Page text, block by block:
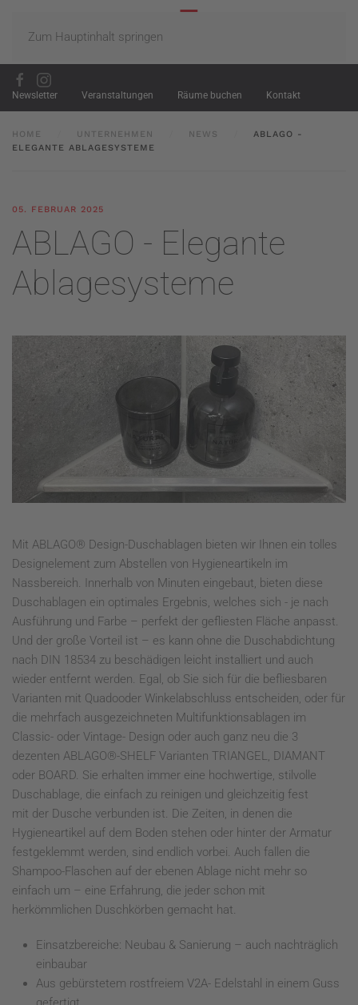
Zum Hauptinhalt springen
Newsletter Veranstaltungen Räume buchen Kontakt
HOME UNTERNEHMEN NEWS
ABLAGO -
ELEGANTE ABLAGESYSTEME
05. FEBRUAR 2025
ABLAGO - Elegante
Ablagesysteme
Mit ABLAGO® Design-Duschablagen bieten wir Ihnen ein tolles
Designelement zum Abstellen von Hygieneartikeln im
Nassbereich. Innerhalb von Minuten eingebaut, bieten diese
Duschablagen ein optimales Ergebnis, welches sich - je nach
Ausführung und Farbe – perfekt der gefliesten Fläche anpasst.
Und der große Vorteil ist – es kann ohne die Duschabdichtung
nach DIN 18534 zu beschädigen leicht installiert und auch
wieder entfernt werden. Egal, ob Sie sich für die befliesbaren
Varianten mit Quadooder Winkelabschluss entscheiden, oder für
die mehrfach ausgezeichneten Multifunktionsablagen im
Classic- oder Vintage- Design oder auch ganz neu die 3
dezenten ABLAGO®-SHELF Varianten TRIANGEL, DIAMANT
oder BOARD. Sie erhalten immer eine hochwertige, stilvolle
Duschablage, die einfach zu reinigen und gleichzeitig fest
mit der Dusche verbunden ist. Die Zeiten, in denen die
Hygieneartikel auf dem Boden stehen oder hinter der Armatur
festgeklemmt werden, sind endlich vorbei. Auch fallen die
Shampoo-Flaschen auf der ebenen Ablage nicht mehr so
einfach um – eine Erfahrung, die jeder schon mit
herkömmlichen Duschkörben gemacht hat.
Einsatzbereiche: Neubau & Sanierung – auch nachträglich
einbaubar
Aus gebürstetem rostfreiem V2A- Edelstahl in einem Guss